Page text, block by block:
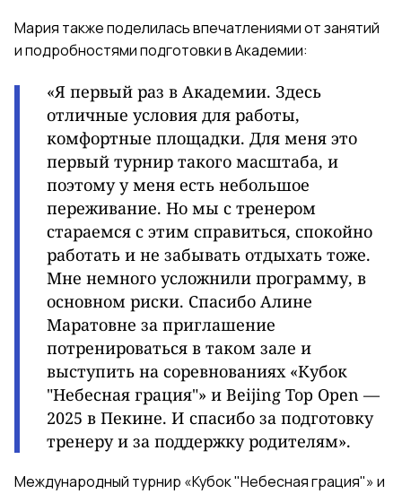
Мария также поделилась впечатлениями от занятий
и подробностями подготовки в Академии:
«Я первый раз в Академии. Здесь
отличные условия для работы,
комфортные площадки. Для меня это
первый турнир такого масштаба, и
поэтому у меня есть небольшое
переживание. Но мы с тренером
стараемся с этим справиться, спокойно
работать и не забывать отдыхать тоже.
Мне немного усложнили программу, в
основном риски. Спасибо Алине
Маратовне за приглашение
потренироваться в таком зале и
выступить на соревнованиях «Кубок
"Небесная грация"» и Beijing Top Open —
2025 в Пекине. И спасибо за подготовку
тренеру и за поддержку родителям».
Международный турнир «Кубок "Небесная грация"» и